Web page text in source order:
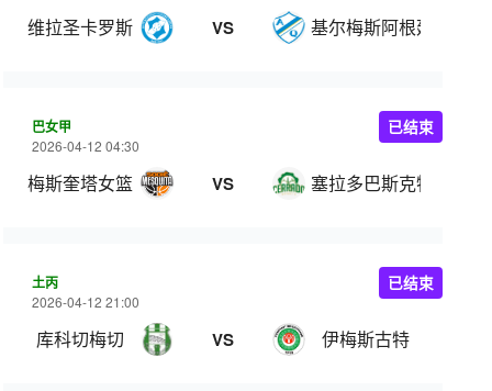
维拉圣卡罗斯 VS 基尔梅斯阿根廷
巴女甲
2026-04-12 04:30
梅斯奎塔女篮 VS 塞拉多巴斯克特女篮
已结束
土丙
2026-04-12 21:00
库科切梅切 VS 伊梅斯古特
已结束